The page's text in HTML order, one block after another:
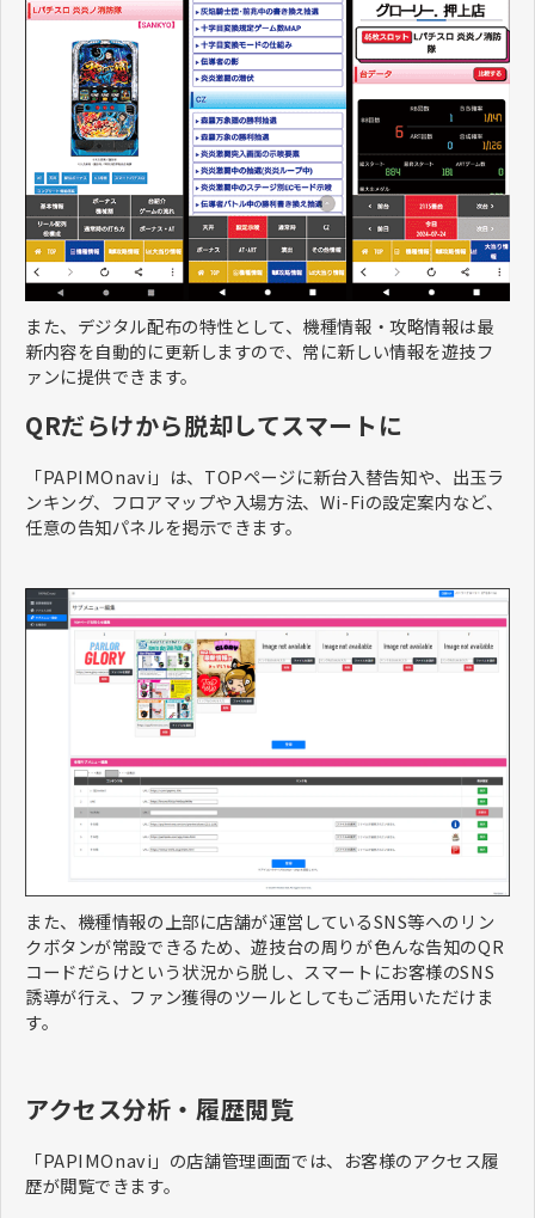
また、デジタル配布の特性として、機種情報・攻略情報は最
新内容を自動的に更新しますので、常に新しい情報を遊技フ
ァンに提供できます。
QRだらけから脱却してスマートに
「PAPIMOnavi」は、TOPページに新台入替告知や、出玉ラ
ンキング、フロアマップや入場方法、Wi-Fiの設定案内など、
任意の告知パネルを掲示できます。
また、機種情報の上部に店舗が運営しているSNS等へのリン
クボタンが常設できるため、遊技台の周りが色んな告知のQR
コードだらけという状況から脱し、スマートにお客様のSNS
誘導が行え、ファン獲得のツールとしてもご活用いただけま
す。
アクセス分析・履歴閲覧
「PAPIMOnavi」の店舗管理画面では、お客様のアクセス履
歴が閲覧できます。